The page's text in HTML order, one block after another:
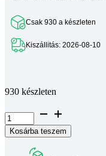
Csak 930 a készleten
Kiszállitás: 2026-08-10
930 készleten
Süllyesztett
fejű
belső
Kosárba teszem